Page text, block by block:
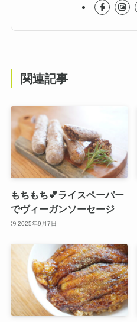
関連記事
もちもち💕ライスペーパー
でヴィーガンソーセージ
2025年9月7日